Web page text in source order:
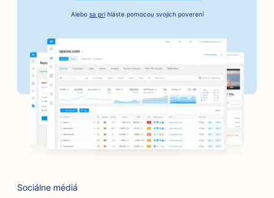
SEO pre služby kaucií
SEO pre banky
SEO pre pekárne
SEO pre holičstvá
SEO pre grilovacie zariadenia
SEO pre butiky
SEO pre bowlingové dráhy
Alebo sa prihláste pomocou svojich poverení
Sociálne médiá